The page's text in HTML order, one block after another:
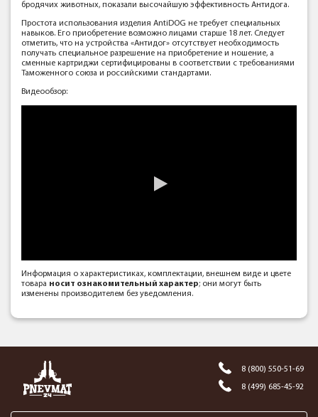
бродячих животных, показали высочайшую эффективность Антидога.
Простота использования изделия AntiDOG не требует специальных
навыков. Его приобретение возможно лицами старше 18 лет. Следует
отметить, что на устройства «Антидог» отсутствует необходимость
получать специальное разрешение на приобретение и ношение, а
сменные картриджи сертифицированы в соответствии с требованиями
Таможенного союза и российскими стандартами.
Видеообзор:
Информация о характеристиках, комплектации, внешнем виде и цвете
товара носит ознакомительный характер; они могут быть
изменены производителем без уведомления.
8 (800) 550-51-69
8 (499) 685-45-92